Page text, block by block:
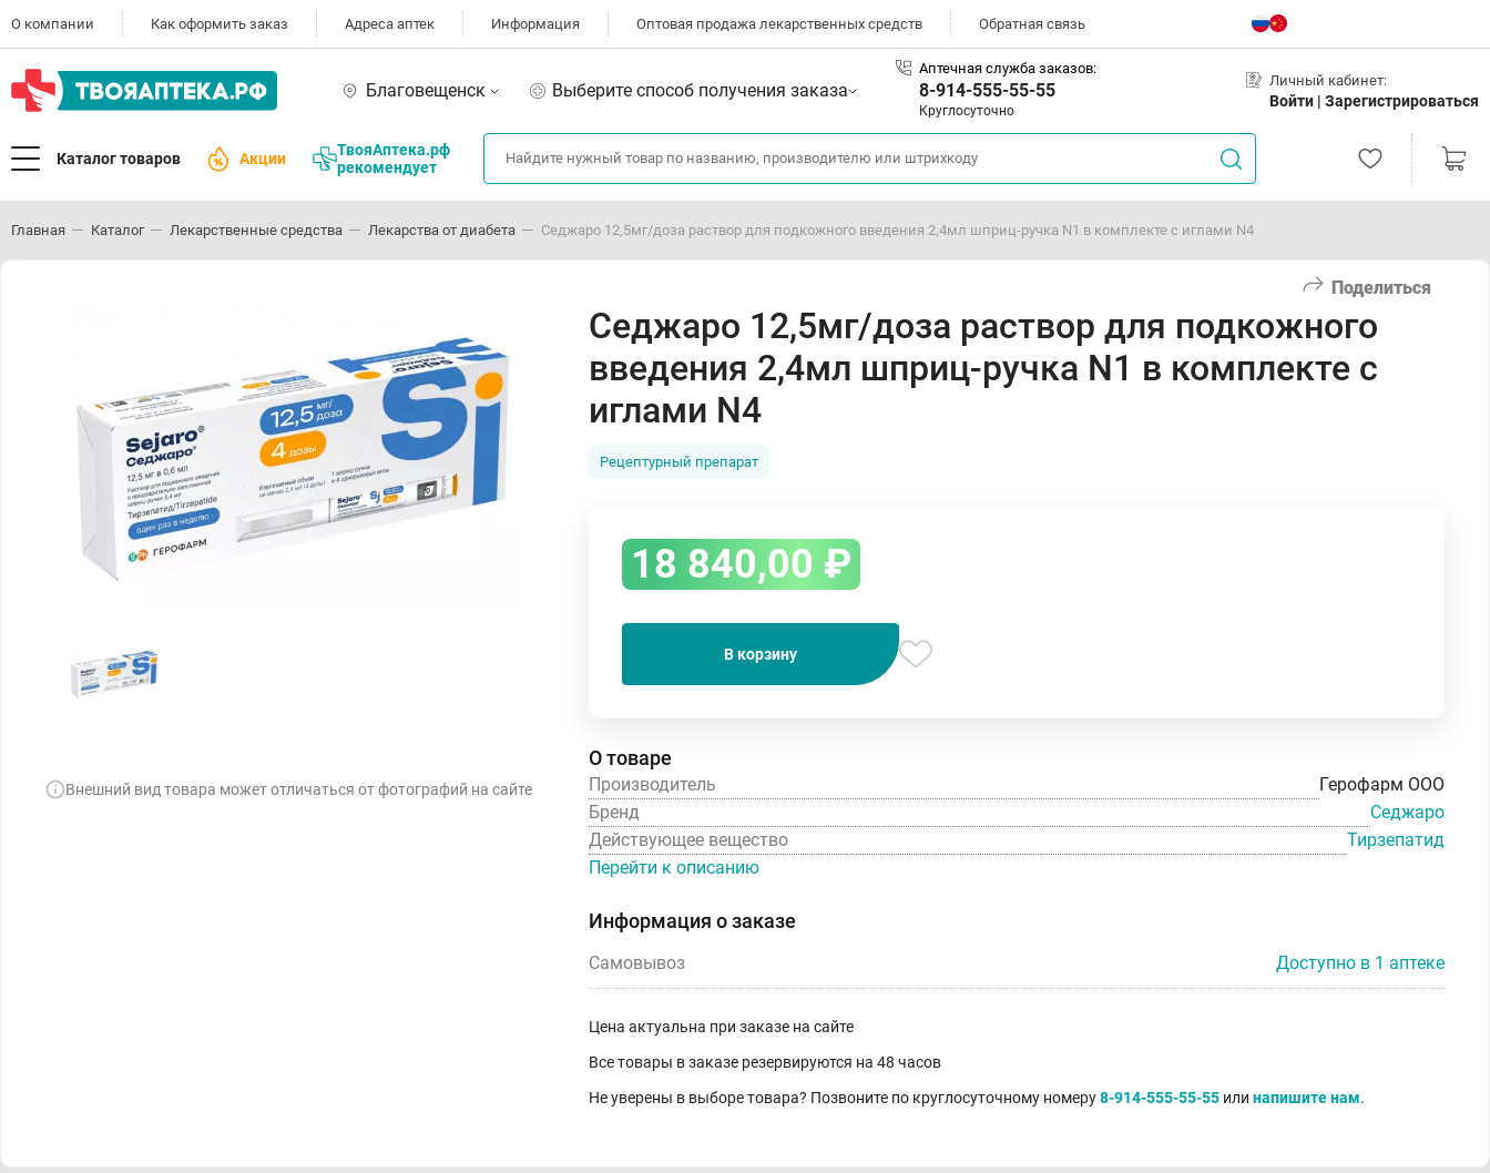
О компании Как оформить заказ Адреса аптек Информация Оптовая продажа лекарственных средств Обратная связь
Благовещенск Выберите способ получения заказа
Аптечная служба заказов:
8-914-555-55-55
Круглосуточно
Личный кабинет:
Войти | Зарегистрироваться
Каталог товаров Акции
ТвояАптека.рф
рекомендует
Главная Каталог Лекарственные средства Лекарства от диабета Седжаро 12,5мг/доза раствор для подкожного введения 2,4мл шприц-ручка N1 в комплекте с иглами N4
Поделиться
Внешний вид товара может отличаться от фотографий на сайте
Седжаро 12,5мг/доза раствор для подкожного
введения 2,4мл шприц-ручка N1 в комплекте с
иглами N4
Рецептурный препарат
18 840,00 ₽
В корзину
О товаре
Производитель
Герофарм ООО
Бренд
Седжаро
Действующее вещество
Тирзепатид
Перейти к описанию
Информация о заказе
Самовывоз Доступно в 1 аптеке
Цена актуальна при заказе на сайте
Все товары в заказе резервируются на 48 часов
Не уверены в выборе товара? Позвоните по круглосуточному номеру8-914-555-55-55 или напишите нам.